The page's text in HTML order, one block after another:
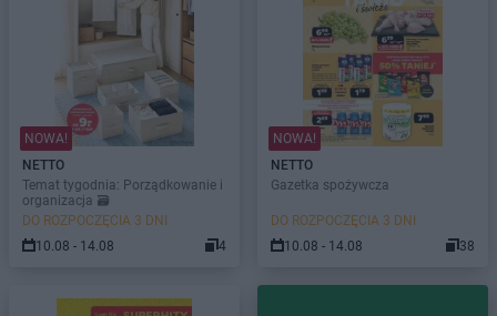
NOWA!
NETTO
Temat tygodnia: Porządkowanie i
organizacja 🗃️
DO ROZPOCZĘCIA 3 DNI
10.08 - 14.08
4
NOWA!
NETTO
Gazetka spożywcza
DO ROZPOCZĘCIA 3 DNI
10.08 - 14.08
38